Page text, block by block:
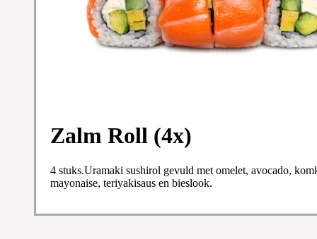
Zalm Roll (4x)
4 stuks.Uramaki sushirol gevuld met omelet, avocado,
mayonaise, teriyakisaus en bieslook.